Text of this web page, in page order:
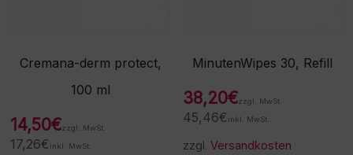
Cremana-derm protect,
100 ml
14,50€zzgl. MwSt.
17,26€ inkl. MwSt.
MinutenWipes 30, Refill
38,20€zzgl. MwSt.
45,46€ inkl. MwSt.
zzgl.Versandkosten